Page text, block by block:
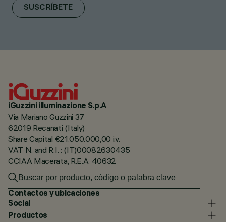
SUSCRÍBETE
iGuzzini illuminazione S.p.A
Via Mariano Guzzini 37
62019 Recanati (Italy)
Share Capital €21.050.000,00 i.v.
VAT N. and R.I. : (IT)00082630435
CCIAA Macerata, R.E.A. 40632
Contactos y ubicaciones
Social
Productos